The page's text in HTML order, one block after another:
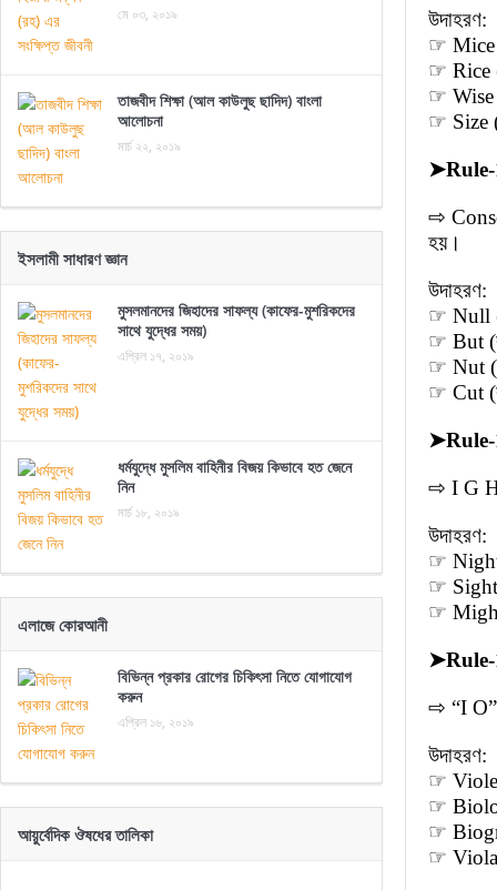
উদাহরণ:
☞ Mice
☞ Rice
☞ Wise
☞ Size
➤
⇨
হয়।
উদাহরণ:
☞ Null
☞ But
☞ Nut
☞ Cut
➤
⇨ I G H
উদাহরণ:
☞ Night
☞ Sight
☞ Might
➤
⇨ “I O”
উদাহরণ:
☞ Violet
☞
☞
☞
মে ০৩, ২০১৯
তাজবীদ শিক্ষা (আল কাউলুছ ছাদিদ) বাংলা
আলোচনা
মার্চ ২২, ২০১৯
ইসলামী সাধারণ জ্ঞান
মুসলমানদের জিহাদের সাফল্য (কাফের-মুশরিকদের
সাথে যুদ্ধের সময়)
এপ্রিল ১৭, ২০১৯
ধর্মযুদ্ধে মুসলিম বাহিনীর বিজয় কিভাবে হত জেনে
নিন
মার্চ ১৮, ২০১৯
এলাজে কোরআনী
বিভিন্ন প্রকার রোগের চিকিৎসা নিতে যোগাযোগ
করুন
এপ্রিল ১৬, ২০১৯
আয়ুর্বেদিক ঔষধের তালিকা